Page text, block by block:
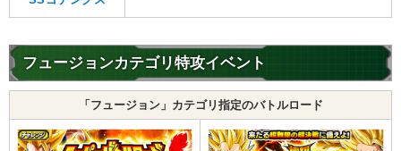
フュージョンカテゴリ特攻イベント
「フュージョン」カテゴリ指定のバトルロード